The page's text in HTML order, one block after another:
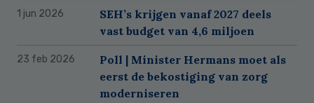
1 jun 2026
SEH’s krijgen vanaf 2027 deels
vast budget van 4,6 miljoen
23 feb 2026
Poll | Minister Hermans moet als
eerst de bekostiging van zorg
moderniseren